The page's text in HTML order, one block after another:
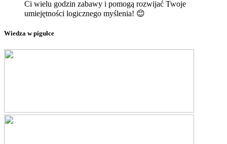
Ci wielu godzin zabawy i pomogą rozwijać Twoje
umiejętności logicznego myślenia! 😊
Wiedza w pigułce